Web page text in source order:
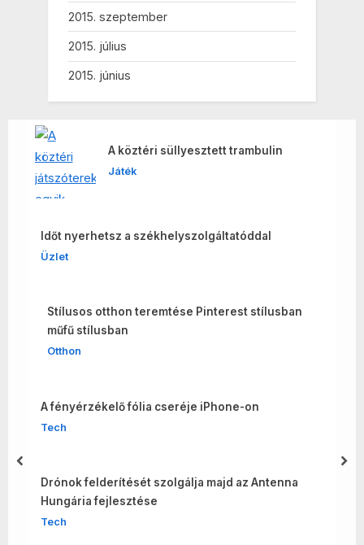
2015. szeptember
2015. július
2015. június
A köztéri süllyesztett trambulin
Játék
Időt nyerhetsz a székhelyszolgáltatóddal
Üzlet
Stílusos otthon teremtése Pinterest stílusban
műfű stílusban
Otthon
A fényérzékelő fólia cseréje iPhone-on
Tech
Drónok felderítését szolgálja majd az Antenna
Hungária fejlesztése
Tech
prev